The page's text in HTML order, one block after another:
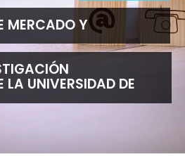
MERCADO Y
LA UNIVERSIDAD DE